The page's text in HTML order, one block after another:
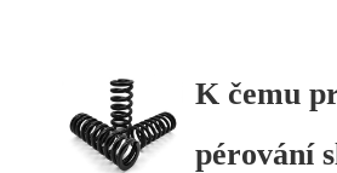
K čemu
pérování